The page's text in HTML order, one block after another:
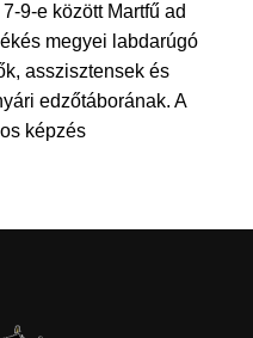
9-e között Martfű ad
megyei labdarúgó
asszisztensek és
edzőtáborának. A
képzés